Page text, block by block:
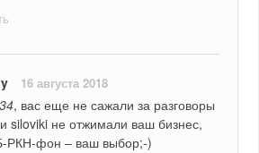
16 августа 2018
, вас еще не сажали за разговоры
siloviki не отжимали ваш бизнес,
РКН-фон – ваш выбор;-)